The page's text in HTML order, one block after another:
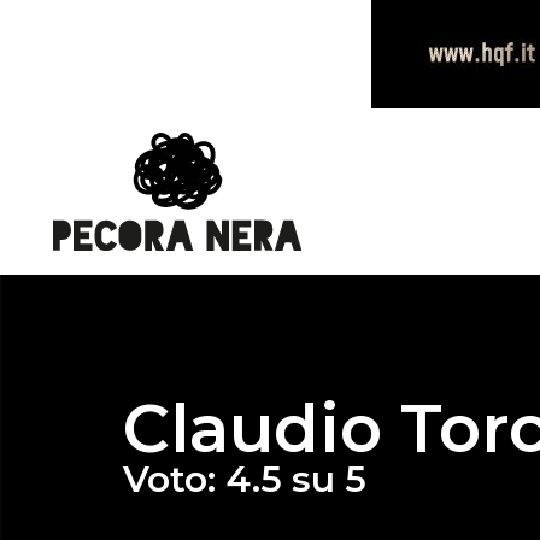
Claudio
Voto: 4.5 su 5